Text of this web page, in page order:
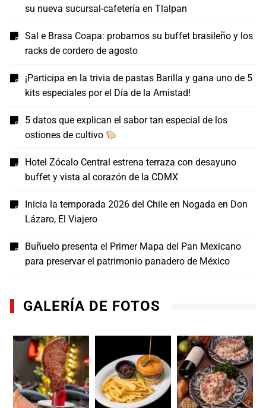
su nueva sucursal-cafetería en Tlalpan
Sal e Brasa Coapa: probamos su buffet brasileño y los
racks de cordero de agosto
¡Participa en la trivia de pastas Barilla y gana uno de 5
kits especiales por el Día de la Amistad!
5 datos que explican el sabor tan especial de los
ostiones de cultivo
Hotel Zócalo Central estrena terraza con desayuno
buffet y vista al corazón de la CDMX
Inicia la temporada 2026 del Chile en Nogada en Don
Lázaro, El Viajero
Buñuelo presenta el Primer Mapa del Pan Mexicano
para preservar el patrimonio panadero de México
GALERÍA DE FOTOS